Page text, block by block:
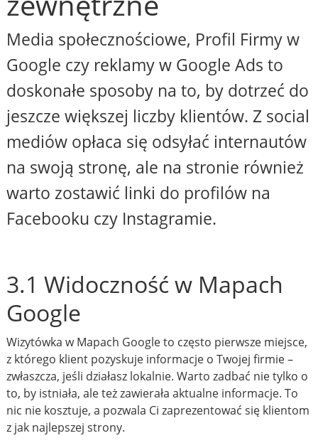
Media społecznościowe, Profil Firmy w
Google czy reklamy w Google Ads to
doskonałe sposoby na to, by dotrzeć do
jeszcze większej liczby klientów. Z social
mediów opłaca się odsyłać internautów
na swoją stronę, ale na stronie również
warto zostawić linki do profilów na
Facebooku czy Instagramie.
3.1 Widoczność w Mapach
Google
Wizytówka w Mapach Google to często pierwsze miejsce,
z którego klient pozyskuje informacje o Twojej firmie –
zwłaszcza, jeśli działasz lokalnie. Warto zadbać nie tylko o
to, by istniała, ale też zawierała aktualne informacje. To
nic nie kosztuje, a pozwala Ci zaprezentować się klientom
z jak najlepszej strony.